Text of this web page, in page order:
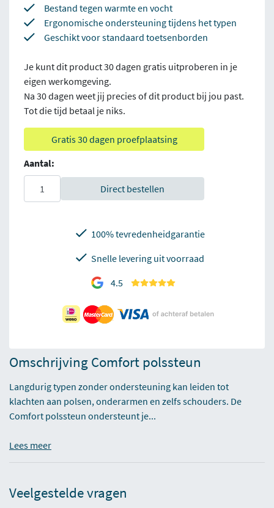
Bestand tegen warmte en vocht
Ergonomische ondersteuning tijdens het typen
Geschikt voor standaard toetsenborden
Je kunt dit product 30 dagen gratis uitproberen in je
eigen werkomgeving.
Na 30 dagen weet jij precies of dit product bij jou past.
Tot die tijd betaal je niks.
Gratis 30 dagen proefplaatsing
Aantal:
Direct bestellen
100% tevredenheidgarantie
Snelle levering uit voorraad
4.5
Omschrijving Comfort polssteun
Langdurig typen zonder ondersteuning kan leiden tot
klachten aan polsen, onderarmen en zelfs schouders. De
Comfort polssteun ondersteunt je...
Lees meer
Veelgestelde vragen